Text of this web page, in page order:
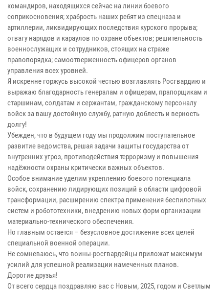
командиров, находящихся сейчас на линии боевого
соприкосновения; храбрость наших ребят из спецназа и
артиллерии, ликвидирующих последствия курского прорыва;
отвагу нарядов и караулов по охране объектов; решительность
военнослужащих и сотрудников, стоящих на страже
правопорядка; самоотверженность офицеров органов
управления всех уровней.
Я искренне горжусь высокой честью возглавлять Росгвардию и
выражаю благодарность генералам и офицерам, прапорщикам и
старшинам, солдатам и сержантам, гражданскому персоналу
войск за вашу достойную службу, ратную доблесть и верность
долгу!
Убежден, что в будущем году мы продолжим поступательное
развитие ведомства, решая задачи защиты государства от
внутренних угроз, противодействия терроризму и повышения
надёжности охраны критически важных объектов.
Особое внимание уделим укреплению боевого потенциала
войск, сохранению лидирующих позиций в области цифровой
трансформации, расширению спектра применения беспилотных
систем и робототехники, внедрению новых форм организации
материально-технического обеспечения.
Но главным остается – безусловное достижение всех целей
специальной военной операции.
Не сомневаюсь, что воины-росгвардейцы приложат максимум
усилий для успешной реализации намеченных планов.
Дорогие друзья!
От всего сердца поздравляю вас с Новым, 2025, годом и Светлым